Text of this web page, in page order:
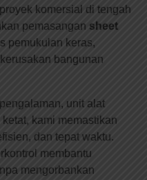
komersial di tengah
pemasangan sheet
pemukulan keras,
bangunan
unit alat
kami memastikan
dan tepat waktu.
membantu
mengorbankan